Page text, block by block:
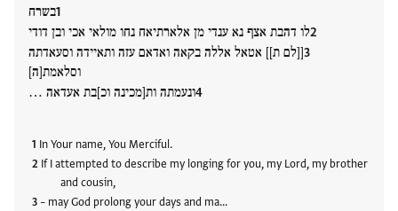
בשרח
לו דהבת אצף נא ענדי מן אלארתיאח נחו מולאי אכי ובן דודי
[[לם ת]] אטאל אללה בקאה ואדאם עזה ותאיידה וסעאדתה
וסלאמת[ה]
ונעמתה ות[מכינה וכ]בת אעדאה …
In Your name, You Merciful.
If I attempted to describe my longing for you, my Lord, my brother
and cousin,
– may God prolong your days and ma…